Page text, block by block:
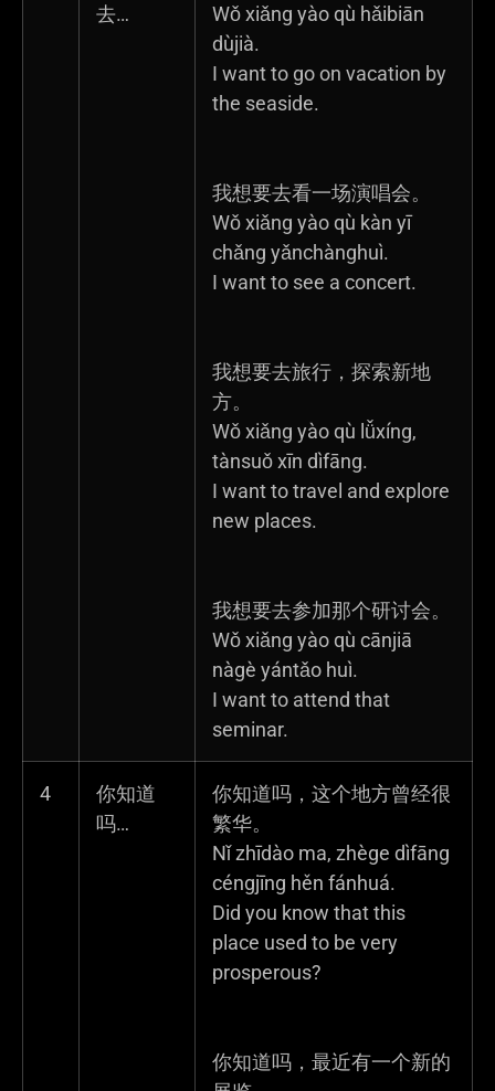
去…
Wǒ xiǎng yào qù hǎibiān
dùjià.
I want to go on vacation by
the seaside.
我想要去看一场演唱会。
Wǒ xiǎng yào qù kàn yī
chǎng yǎnchànghuì.
I want to see a concert.
我想要去旅行，探索新地
方。
Wǒ xiǎng yào qù lǚxíng,
tànsuǒ xīn dìfāng.
I want to travel and explore
new places.
我想要去参加那个研讨会。
Wǒ xiǎng yào qù cānjiā
nàgè yántǎo huì.
I want to attend that
seminar.
4
你知道
吗…
你知道吗，这个地方曾经很
繁华。
Nǐ zhīdào ma, zhège dìfāng
céngjīng hěn fánhuá.
Did you know that this
place used to be very
prosperous?
你知道吗，最近有一个新的